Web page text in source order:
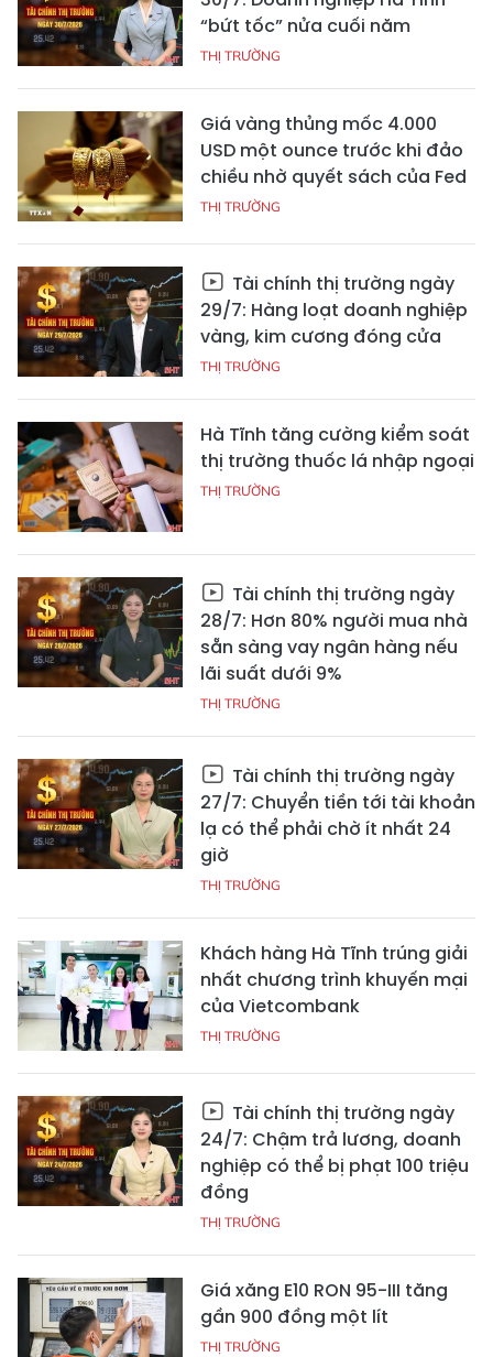
“bứt tốc” nửa cuối năm
THỊ TRƯỜNG
Giá vàng thủng mốc 4.000
USD một ounce trước khi đảo
chiều nhờ quyết sách của Fed
THỊ TRƯỜNG
Tài chính thị trường ngày
29/7: Hàng loạt doanh nghiệp
vàng, kim cương đóng cửa
THỊ TRƯỜNG
Hà Tĩnh tăng cường kiểm soát
thị trường thuốc lá nhập ngoại
THỊ TRƯỜNG
Tài chính thị trường ngày
28/7: Hơn 80% người mua nhà
sẵn sàng vay ngân hàng nếu
lãi suất dưới 9%
THỊ TRƯỜNG
Tài chính thị trường ngày
27/7: Chuyển tiền tới tài khoản
lạ có thể phải chờ ít nhất 24
giờ
THỊ TRƯỜNG
Khách hàng Hà Tĩnh trúng giải
nhất chương trình khuyến mại
của Vietcombank
THỊ TRƯỜNG
Tài chính thị trường ngày
24/7: Chậm trả lương, doanh
nghiệp có thể bị phạt 100 triệu
đồng
THỊ TRƯỜNG
Giá xăng E10 RON 95-III tăng
gần 900 đồng một lít
THỊ TRƯỜNG